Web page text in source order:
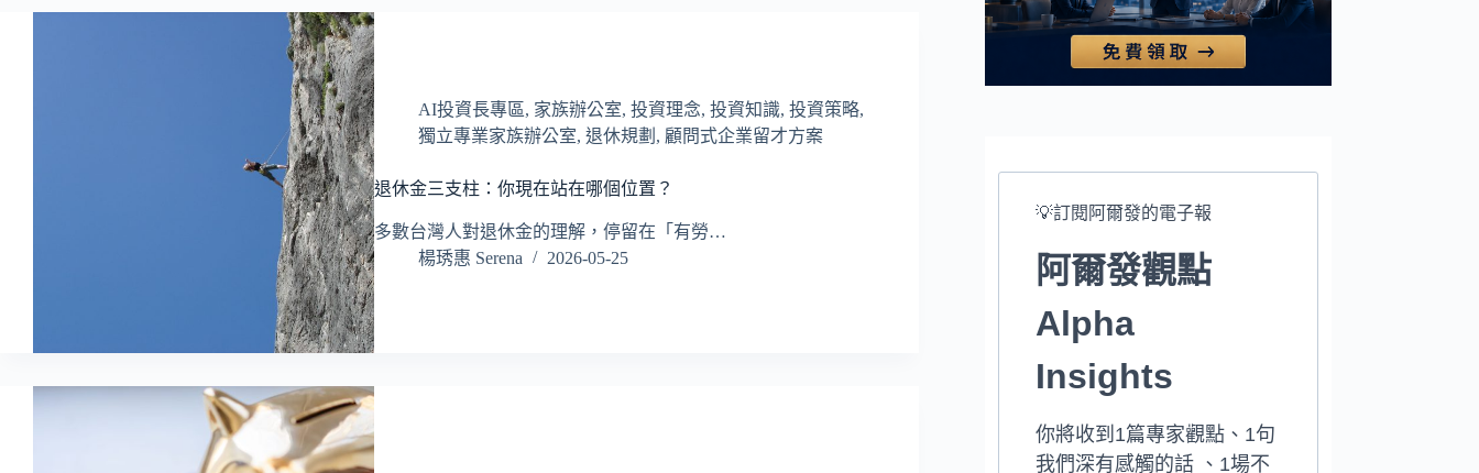
AI投資長專區, 家族辦公室, 投資理念, 投資知識, 投資策略,
獨立專業家族辦公室, 退休規劃 , 顧問式企業留才方案
退休金三支柱：你現在站在哪個位置？
多數台灣人對退休金的理解，停留在「有勞…
楊琇惠 Serena
2026-05-25
💡訂閱阿爾發的電子報
阿爾發觀點
Alpha
Insights
你將收到1篇專家觀點、1句
我們深有感觸的話 、1場不